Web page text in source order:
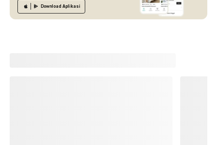
Download Aplikasi